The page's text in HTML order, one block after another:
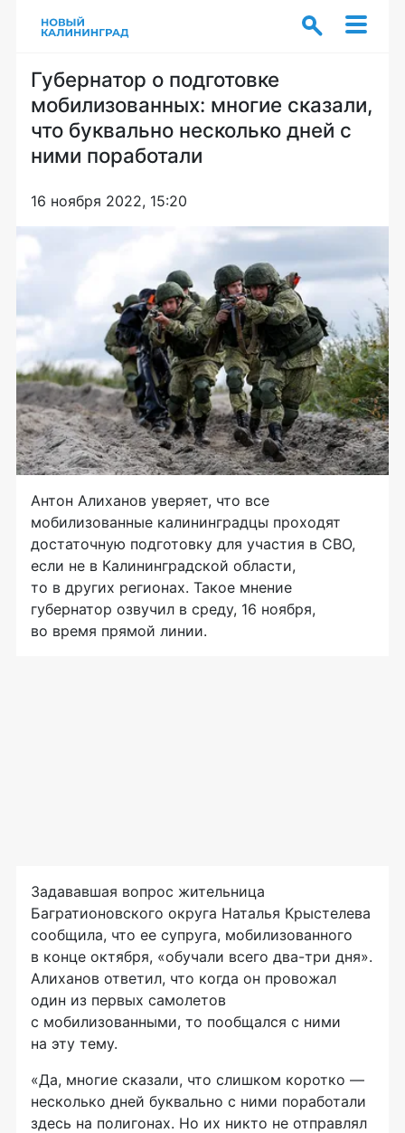
Губернатор о подготовке
мобилизованных: многие сказали,
что буквально несколько дней с
ними поработали
16 ноября 2022, 15:20
Антон Алиханов уверяет, что все
мобилизованные калининградцы проходят
достаточную подготовку для участия в СВО,
если не в Калининградской области,
то в других регионах. Такое мнение
губернатор озвучил в среду, 16 ноября,
во время прямой линии.
Задававшая вопрос жительница
Багратионовского округа Наталья Крыстелева
сообщила, что ее супруга, мобилизованного
в конце октября, «обучали всего два-три дня».
Алиханов ответил, что когда он провожал
один из первых самолетов
с мобилизованными, то пообщался с ними
на эту тему.
«Да, многие сказали, что слишком коротко —
несколько дней буквально с ними поработали
здесь на полигонах. Но их никто не отправлял